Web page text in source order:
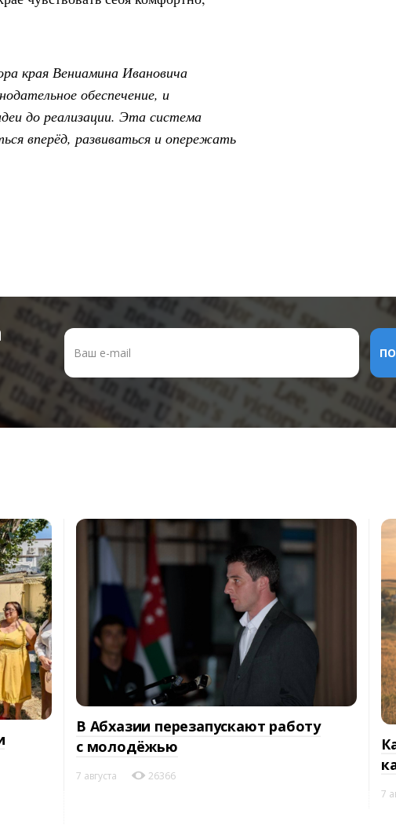
края Вениамина Ивановича
обеспечение, и
до реализации. Эта система
вперёд, развиваться и опережать
В Абхазии перезапускают работу
с молодёжью
7 августа 26366
7